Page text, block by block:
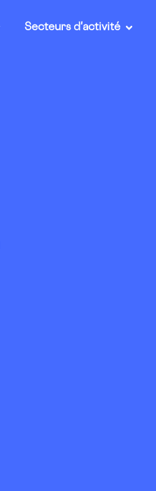
Secteurs d'activité